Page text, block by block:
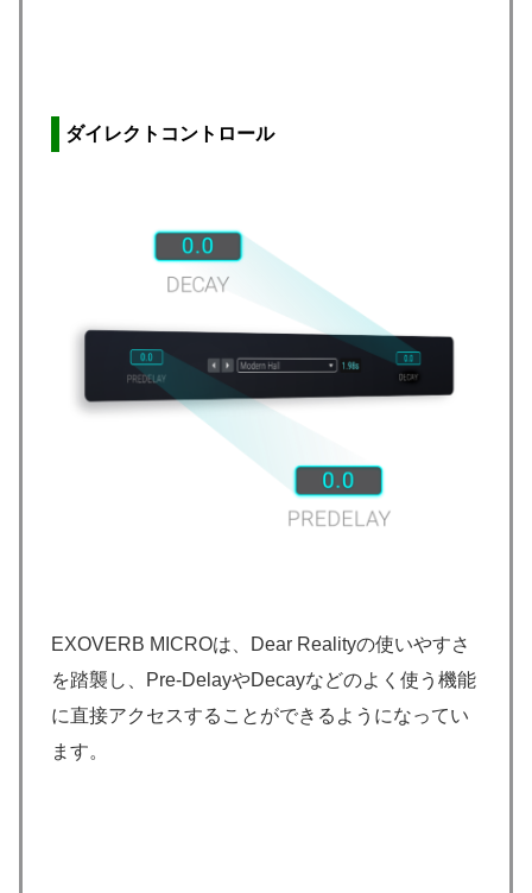
ダイレクトコントロール
EXOVERB MICROは、Dear Realityの使いやすさ
を踏襲し、Pre-DelayやDecayなどのよく使う機能
に直接アクセスすることができるようになってい
ます。